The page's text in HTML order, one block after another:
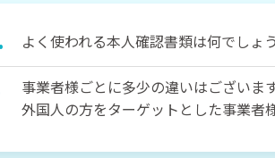
よく使われる本人確認書類は何でしょう
事業者様ごとに多少の違いはございま
外国人の方をターゲットとした事業者